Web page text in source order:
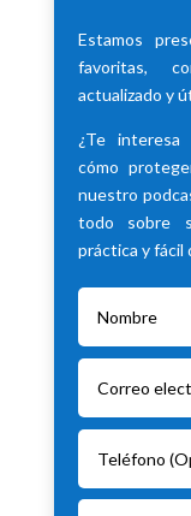
Estamos
favoritas,
actualizado y
¿Te interesa
cómo
nuestro
todo sobre
práctica y fácil